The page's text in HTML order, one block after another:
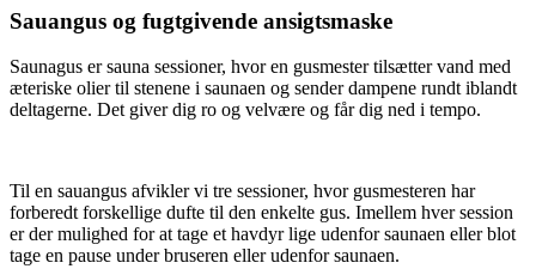
Sauangus og fugtgivende ansigtsmaske
Saunagus er sauna sessioner, hvor en gusmester tilsætter vand med
æteriske olier til stenene i saunaen og sender dampene rundt iblandt
deltagerne. Det giver dig ro og velvære og får dig ned i tempo.
Til en sauangus afvikler vi tre sessioner, hvor gusmesteren har
forberedt forskellige dufte til den enkelte gus. Imellem hver session
er der mulighed for at tage et havdyr lige udenfor saunaen eller blot
tage en pause under bruseren eller udenfor saunaen.